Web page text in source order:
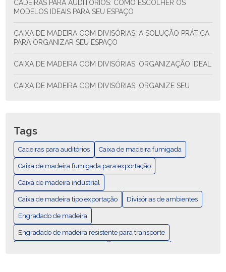
CADEIRAS PARA AUDITÓRIOS: COMO ESCOLHER OS
MODELOS IDEAIS PARA SEU ESPAÇO
CAIXA DE MADEIRA COM DIVISÓRIAS: A SOLUÇÃO PRÁTICA
PARA ORGANIZAR SEU ESPAÇO
CAIXA DE MADEIRA COM DIVISÓRIAS: ORGANIZAÇÃO IDEAL
CAIXA DE MADEIRA COM DIVISÓRIAS: ORGANIZE SEU
PARA ORGANIZAR SEU ESPAÇO
CAIXA DE MADEIRA EXPORTAÇÃO: COMO ESCOLHER E AS
MELHORES PRÁTICAS
CAIXA DE MADEIRA EXPORTAÇÃO: GUÍA COMPLETA
CAIXA DE MADEIRA FUMIGADA PARA EXPORTAÇÃO
CAIXA DE MADEIRA FUMIGADA: DESCUBRA SUAS
VANTAGENS E USOS
Tags
Cadeiras para auditórios Caixa de madeira fumigada
Caixa de madeira fumigada para exportação
Caixa de madeira industrial
Caixa de madeira tipo exportação Divisórias de ambientes
Engradado de madeira
Engradado de madeira resistente para transporte